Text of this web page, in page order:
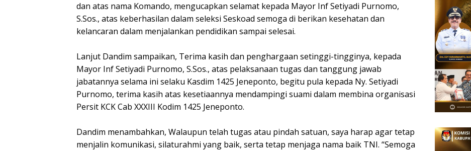
dan atas nama Komando, mengucapkan selamat kepada Mayor Inf Setiyadi Purnomo,
S.Sos., atas keberhasilan dalam seleksi Seskoad semoga di berikan kesehatan dan
kelancaran dalam menjalankan pendidikan sampai selesai.
Lanjut Dandim sampaikan, Terima kasih dan penghargaan setinggi-tingginya, kepada
Mayor Inf Setiyadi Purnomo, S.Sos., atas pelaksanaan tugas dan tanggung jawab
jabatannya selama ini selaku Kasdim 1425 Jeneponto, begitu pula kepada Ny. Setiyadi
Purnomo, terima kasih atas kesetiaannya mendampingi suami dalam membina organisasi
Persit KCK Cab XXXIII Kodim 1425 Jeneponto.
Dandim menambahkan, Walaupun telah tugas atau pindah satuan, saya harap agar tetap
menjalin komunikasi, silaturahmi yang baik, serta tetap menjaga nama baik TNI. “Semoga